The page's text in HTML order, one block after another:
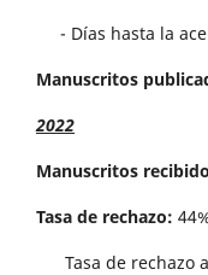
- Días hasta la
Manuscritos
2022
Manuscritos
Tasa de rechazo:
Tasa de rechazo